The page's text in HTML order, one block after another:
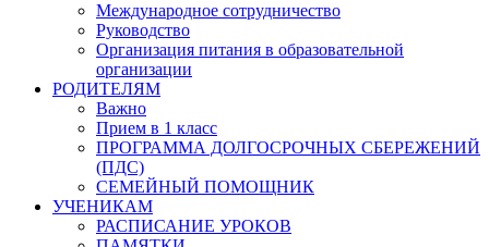
Международное сотрудничество
Руководство
Организация питания в образовательной
организации
РОДИТЕЛЯМ
Важно
Прием в 1 класс
ПРОГРАММА ДОЛГОСРОЧНЫХ СБЕРЕЖЕНИЙ
(ПДС)
СЕМЕЙНЫЙ ПОМОЩНИК
УЧЕНИКАМ
РАСПИСАНИЕ УРОКОВ